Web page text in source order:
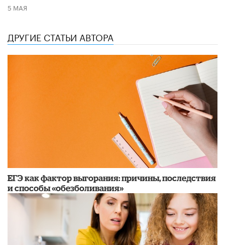
5 МАЯ
ДРУГИЕ СТАТЬИ АВТОРА
​ЕГЭ как фактор выгорания: причины, последствия
и способы «обезболивания»